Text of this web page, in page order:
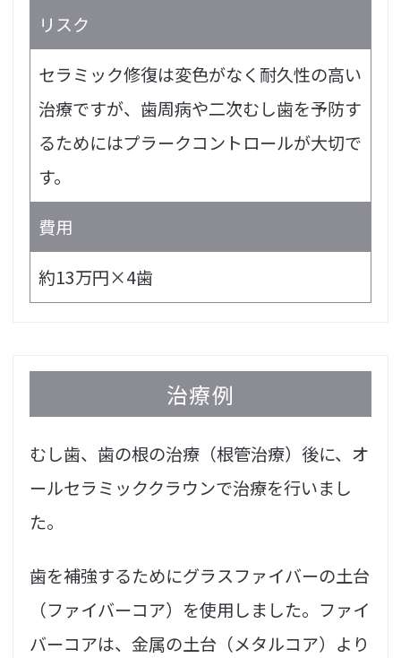
リスク
セラミック修復は変色がなく耐久性の高い
治療ですが、歯周病や二次むし歯を予防す
るためにはプラークコントロールが大切で
す。
費用
約13万円×4歯
治療例
むし歯、歯の根の治療（根管治療）後に、オ
ールセラミッククラウンで治療を行いまし
た。
歯を補強するためにグラスファイバーの土台
（ファイバーコア）を使用しました。ファイ
バーコアは、金属の土台（メタルコア）より